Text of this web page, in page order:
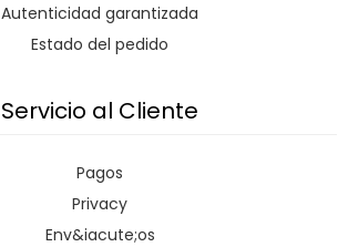
Autenticidad garantizada
Estado del pedido
Servicio al Cliente
Pagos
Privacy
Env&iacute;os